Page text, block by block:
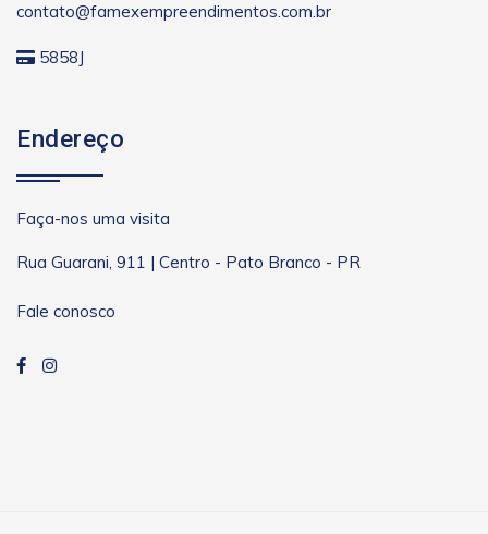
contato@famexempreendimentos.com.br
5858J
Endereço
Faça-nos uma visita
Rua Guarani, 911 | Centro - Pato Branco - PR
Fale conosco